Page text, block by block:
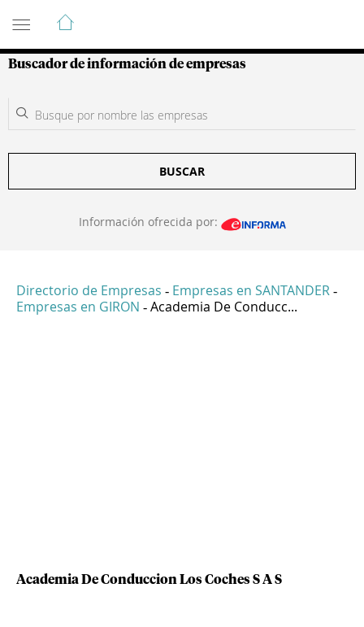
Guía de Empresas Colombianas
Buscador de información de empresas
BUSCAR
Información ofrecida por:
Directorio de Empresas - Empresas en SANTANDER -
Empresas en GIRON - Academia De Conducc...
Academia De Conduccion Los Coches S A S